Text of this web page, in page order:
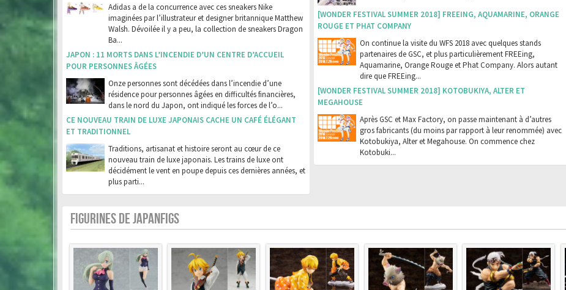
Adidas a de la concurrence avec ces sneakers Nike
imaginées par l’illustrateur et designer britannique Matthew
Walsh. Dévoilée il y a peu, la collection de sneakers Dragon
Ba...
JAPON : 11 MORTS DANS L’INCENDIE D’UN CENTRE D’ACCUEIL
POUR PERSONNES ÂGÉES
Onze personnes sont décédées dans l’incendie d’une
résidence pour personnes âgées en difficultés financières,
dans le nord du Japon, ont indiqué les forces de l’o...
CE NOUVEAU TRAIN DE LUXE JAPONAIS CACHE UN CAFÉ ÉLÉGANT
ET TRADITIONNEL
Traditions, artisanat et histoire seront au cœur de ce
nouveau train de luxe japonais. Les trains de luxe ont
décidément le vent en poupe depuis ces dernières années, et
plus parti...
[WONDER FESTIVAL SUMMER 2018] FREEING, AQUAMARINE, ORANGE
ROUGE ET PHAT COMPANY
On continue la visite du WFS 2018 avec quelques stands
partenaires de GSC, et plus particulièrement FREEing,
Aquamarine, Orange Rouge et Phat Company. Alors autant
dire que FREEing...
[WONDER FESTIVAL SUMMER 2018] KOTOBUKIYA, ALTER ET
MEGAHOUSE
Après GSC et Max Factory, on passe maintenant à d’autres
gros fabricants (du moins par rapport à leur renommée) avec
Kotobukiya, Alter et Megahouse. On commence chez
Kotobuki...
FIGURINES DE JAPANFIGS